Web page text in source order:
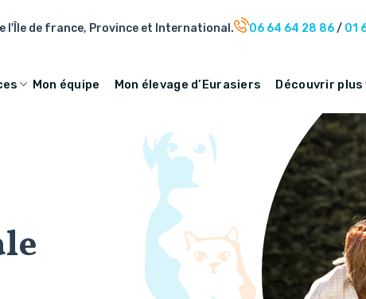
l'Île de france, Province et International. 06 64 64 28 86/ 01
Mon équipe Mon élevage d’Eurasiers Découvrir plus